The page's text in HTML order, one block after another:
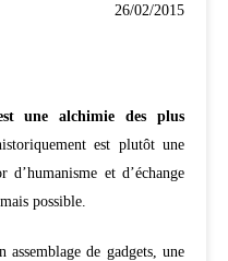
26/02/2015
une alchimie des plus
est plutôt une
d’humanisme et d’échange
possible.
assemblage de gadgets, une